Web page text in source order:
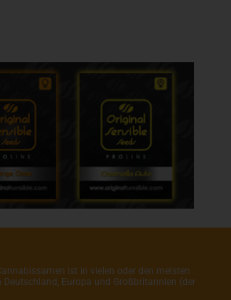
ist in vielen oder den meisten
Europa und Großbritannien (der